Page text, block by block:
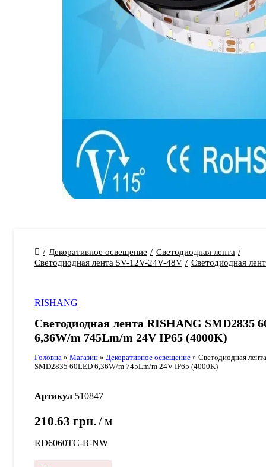
Декоративное освещение
Светодиодная лента
Светодиодная лента 5V-12V-24V-48V
Светодиодная
RISHANG
Светодиодная лента RISHANG SMD2835
6,36W/m 745Lm/m 24V IP65 (4000K)
Головна » Магазин » Декоративное освещение » Светодиодная
SMD2835 60LED 6,36W/m 745Lm/m 24V IP65 (4000K)
Артикул 510847
210.63 грн. м
RD6060TC-B-NW